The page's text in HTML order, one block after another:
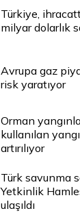
Türkiye,
milyar dolarlık
Avrupa gaz
risk yaratıyor
Orman
kullanılan
artırılıyor
Türk savunma
Yetkinlik
ulaşıldı